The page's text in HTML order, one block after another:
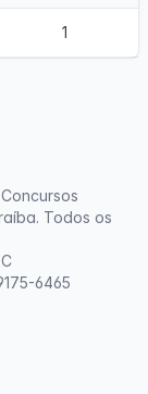
1
6465
. Todos os